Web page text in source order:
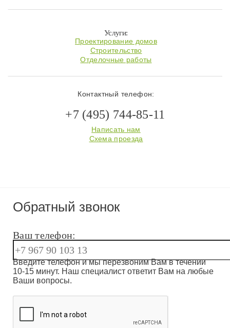
Услуги:
Проектирование домов
Строительство
Отделочные работы
Контактный телефон:
+7 (495) 744-85-11
Написать нам
Схема проезда
Обратный звонок
Ваш телефон:
Введите телефон и мы перезвоним Вам в течении
10-15 минут. Наш специалист ответит Вам на любые
Ваши вопросы.